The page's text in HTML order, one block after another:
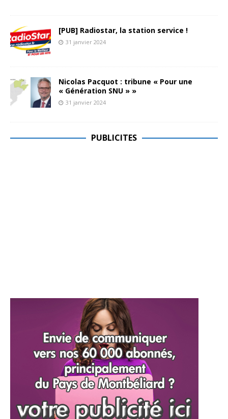
[PUB] Radiostar, la station service !
31 janvier 2024
Nicolas Pacquot : tribune « Pour une
« Génération SNU » »
31 janvier 2024
PUBLICITES